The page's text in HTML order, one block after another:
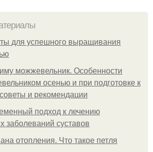
для успешного выращивания
можжевельник. Особенности
осенью и при подготовке к
и рекомендации
подход к лечению
заболеваний суставов
отопления. Что такое петля